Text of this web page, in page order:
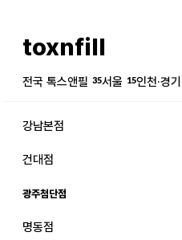
강남본점
남자
toxnfill
전국 톡스앤필 35서울 15인천·경기
강남본점
건대점
광주첨단점
명동점